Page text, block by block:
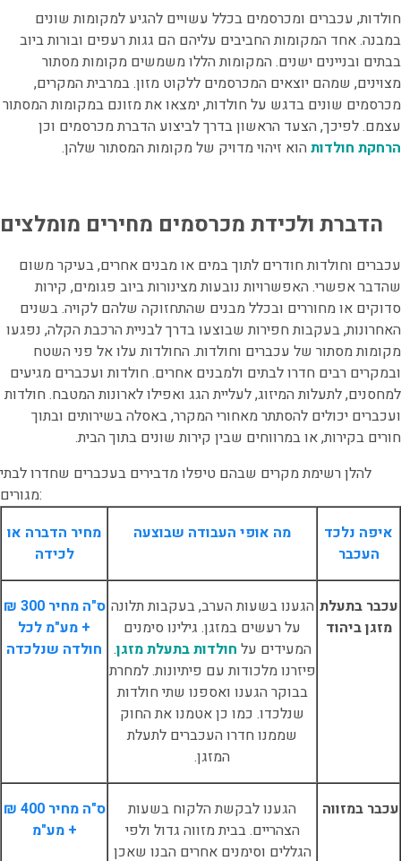
חולדות, עכברים ומכרסמים בכלל עשויים להגיע למקומות שונים
במבנה. אחד המקומות החביבים עליהם הם גגות רעפים ובורות ביוב
בבתים ובניינים ישנים. המקומות הללו משמשים מקומות מסתור
מצוינים, שמהם יוצאים המכרסמים ללקוט מזון. במרבית המקרים,
מכרסמים שונים בדגש על חולדות, ימצאו את מזונם במקומות המסתור
עצמם. לפיכך, הצעד הראשון בדרך לביצוע הדברת מכרסמים וכן
הרחקת חולדות הוא זיהוי מדויק של מקומות המסתור שלהן.
הדברת ולכידת מכרסמים מחירים מומלצים
עכברים וחולדות חודרים לתוך במים או מבנים אחרים, בעיקר משום
שהדבר אפשרי. האפשרויות נובעות מצינורות ביוב פגומים, קירות
סדוקים או מחוררים ובכלל מבנים שהתחזוקה שלהם לקויה. בשנים
האחרונות, בעקבות חפירות שבוצעו בדרך לבניית הרכבת הקלה, נפגעו
מקומות מסתור של עכברים וחולדות. החולדות עלו אל פני השטח
ובמקרים רבים חדרו לבתים ולמבנים אחרים. חולדות ועכברים מגיעים
למחסנים, לתעלות המיזוג, לעליית הגג ואפילו לארונות המטבח. חולדות
ועכברים יכולים להסתתר מאחורי המקרר, באסלה בשירותים ובתוך
חורים בקירות, או במרווחים שבין קירות שונים בתוך הבית.
להלן רשימת מקרים שבהם טיפלו מדבירים בעכברים שחדרו לבתי
מגורים:
איפה נלכד
העכבר
מה אופי העבודה שבוצעה
מחיר הדברה או
לכידה
עכבר בתעלת
מזגן ביהוד
הגענו בשעות הערב, בעקבות תלונה
על רעשים במזגן. גילינו סימנים
המעידים על חולדות בתעלת מזגן.
פיזרנו מלכודות עם פיתיונות. למחרת
בבוקר הגענו ואספנו שתי חולדות
שנלכדו. כמו כן אטמנו את החוק
שממנו חדרו העכברים לתעלת
המזגן.
ס"ה מחיר 300 ₪
+ מע"מ לכל
חולדה שנלכדה
עכבר במזווה
הגענו לבקשת הלקוח בשעות
הצהריים. בבית מזווה גדול ולפי
הגללים וסימנים אחרים הבנו שאכן
ס"ה מחיר 400 ₪
+ מע"מ